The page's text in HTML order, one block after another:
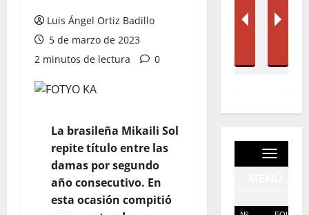
Luis Ángel Ortiz Badillo
5 de marzo de 2023
2 minutos de lectura
0
La brasileña Mikaili Sol
repite título entre las
damas por segundo
año consecutivo. En
esta ocasión compitió